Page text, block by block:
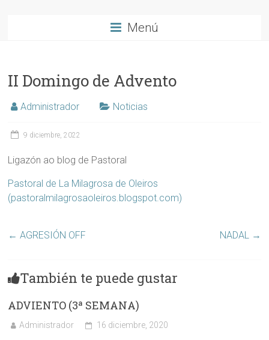
Menú
II Domingo de Advento
Administrador Noticias
9 diciembre, 2022
Ligazón ao blog de Pastoral
Pastoral de La Milagrosa de Oleiros
(pastoralmilagrosaoleiros.blogspot.com)
← AGRESIÓN OFF NADAL →
También te puede gustar
ADVIENTO (3ª SEMANA)
Administrador 16 diciembre, 2020